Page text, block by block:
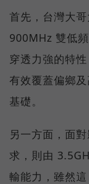
首先，台灣大
900MHz 雙低
穿透力強的特
有效覆蓋偏鄉
基礎。
另一方面，面
求，則由
輸能力，雖然